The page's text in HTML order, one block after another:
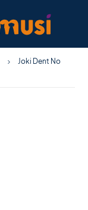
Joki Dent No